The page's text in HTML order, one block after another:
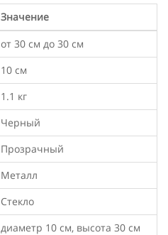
Значение
от 30 см до 30 см
10 см
1.1 кг
Черный
Прозрачный
Металл
Стекло
диаметр 10 см, высота 30 см